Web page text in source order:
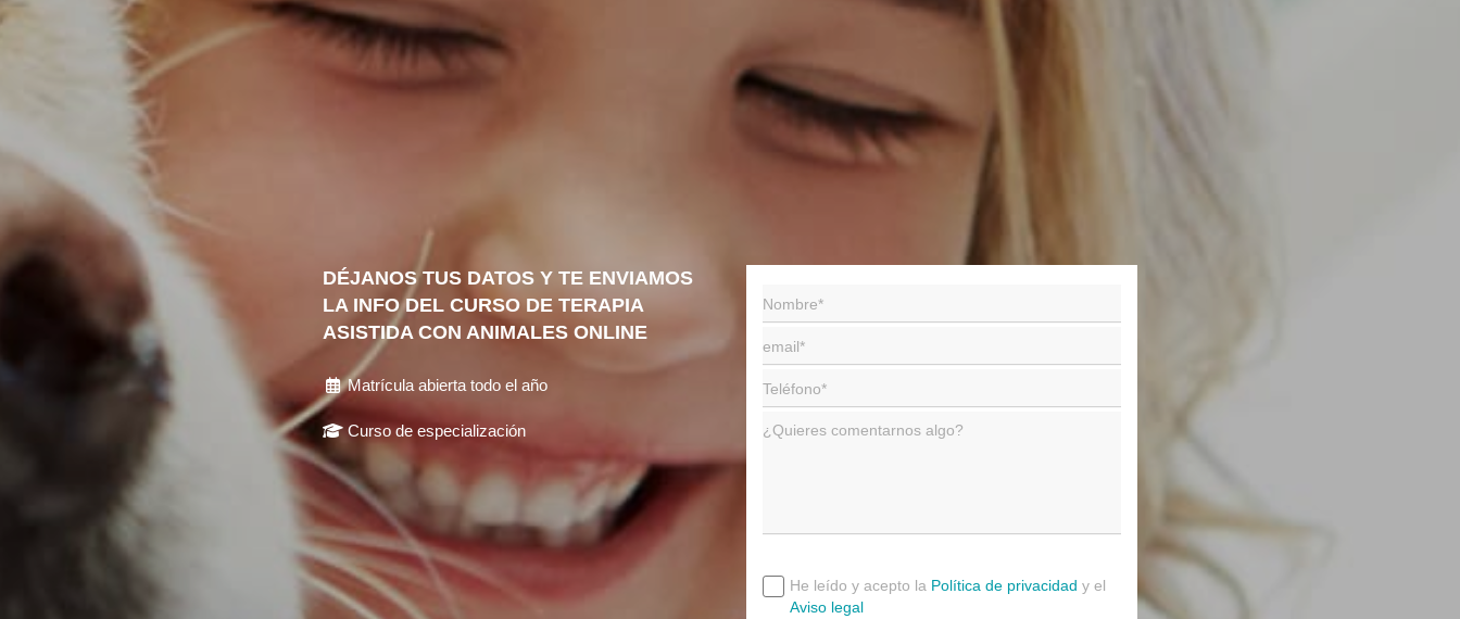
DÉJANOS TUS DATOS Y TE ENVIAMOS
LA INFO DEL CURSO DE TERAPIA
ASISTIDA CON ANIMALES ONLINE
Matrícula abierta todo el año
Curso de especialización
He leído y acepto la Política de privacidad y el
Aviso legal